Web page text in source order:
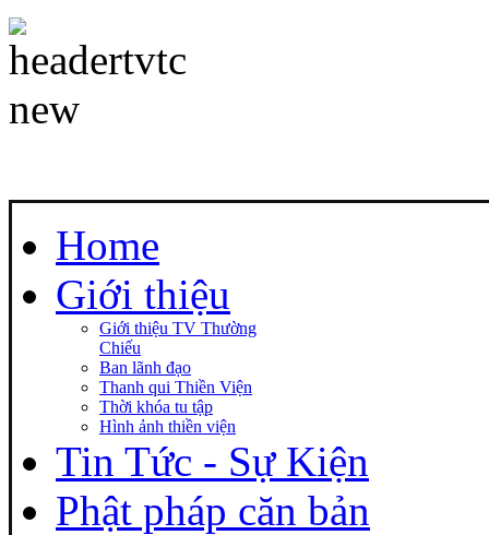
Home
Giới thiệu
Giới thiệu TV Thường
Chiếu
Ban lãnh đạo
Thanh qui Thiền Viện
Thời khóa tu tập
Hình ảnh thiền viện
Tin Tức - Sự Kiện
Phật pháp căn bản